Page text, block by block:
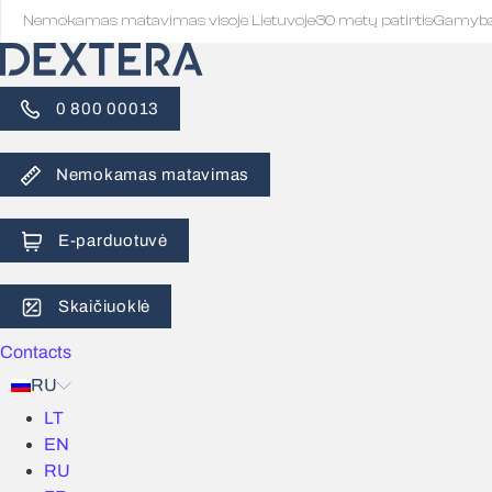
Nemokamas matavimas visoje Lietuvoje·30 metų patirtis·
0 800 00013
Nemokamas matavimas
E-parduotuvė
Skaičiuoklė
Contacts
RU
LT
EN
RU